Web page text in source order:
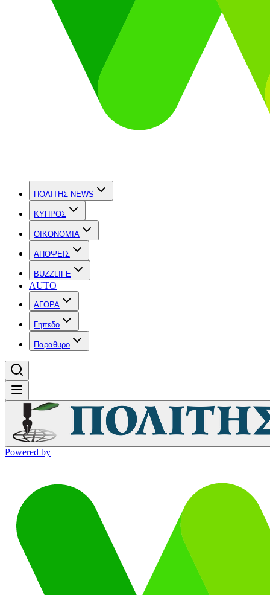
ΠΟΛΙΤΗΣ NEWS
ΚΥΠΡΟΣ
OIKONOMIA
ΑΠΟΨΕΙΣ
BUZZLIFE
AUTO
ΑΓΟΡΑ
Γηπεδο
Παραθυρο
Powered by